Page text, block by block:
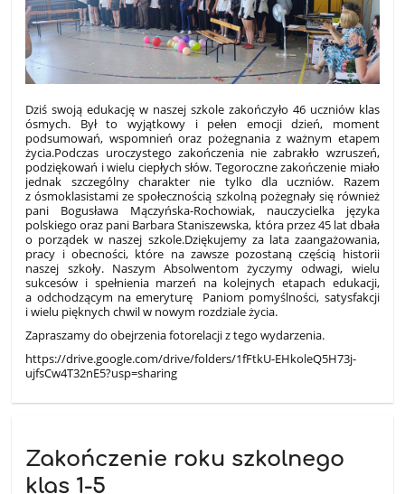
Dziś swoją edukację w naszej szkole zakończyło 46 uczniów klas
ósmych. Był to wyjątkowy i pełen emocji dzień, moment
podsumowań, wspomnień oraz pożegnania z ważnym etapem
życia.Podczas uroczystego zakończenia nie zabrakło wzruszeń,
podziękowań i wielu ciepłych słów. Tegoroczne zakończenie miało
jednak szczególny charakter nie tylko dla uczniów. Razem
z ósmoklasistami ze społecznością szkolną pożegnały się również
pani Bogusława Mączyńska-Rochowiak, nauczycielka języka
polskiego oraz pani Barbara Staniszewska, która przez 45 lat dbała
o porządek w naszej szkole.Dziękujemy za lata zaangażowania,
pracy i obecności, które na zawsze pozostaną częścią historii
naszej szkoły. Naszym Absolwentom życzymy odwagi, wielu
sukcesów i spełnienia marzeń na kolejnych etapach edukacji,
a odchodzącym na emeryturę Paniom pomyślności, satysfakcji
i wielu pięknych chwil w nowym rozdziale życia.
Zapraszamy do obejrzenia fotorelacji z tego wydarzenia.
https://drive.google.com/drive/folders/1fFtkU-EHkoleQ5H73j-
ujfsCw4T32nE5?usp=sharing
Zakończenie roku szkolnego
klas 1-5